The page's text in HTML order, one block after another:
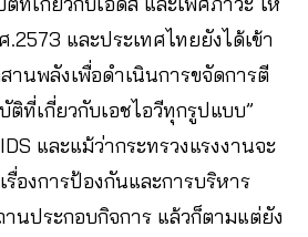
และประเทศไทยยังได้เข้า
านพลังเพื่อดำเนินการขจัดการตี
ติที่เกี่ยวกับเอชไอวีทุกรูปแบบ”
และแม้ว่ากระทรวงแรงงานจะ
รื่องการป้องกันและการบริหาร
นประกอบกิจการ แล้วก็ตามแต่ยัง